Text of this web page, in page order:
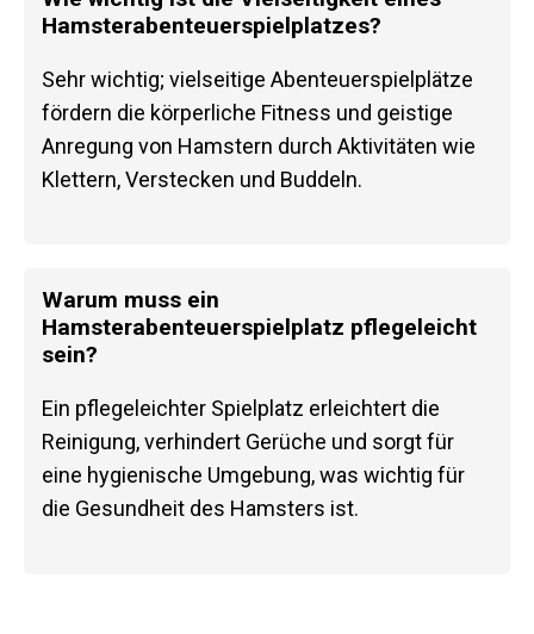
Hamsterabenteuerspielplatzes?
Sehr wichtig; vielseitige Abenteuerspielplätze
fördern die körperliche Fitness und geistige
Anregung von Hamstern durch Aktivitäten wie
Klettern, Verstecken und Buddeln.
Warum muss ein
Hamsterabenteuerspielplatz pflegeleicht
sein?
Ein pflegeleichter Spielplatz erleichtert die
Reinigung, verhindert Gerüche und sorgt für
eine hygienische Umgebung, was wichtig für
die Gesundheit des Hamsters ist.